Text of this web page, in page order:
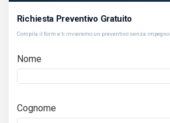
Richiesta Preventivo Gratuito
Compila il form e ti invieremo un preventivo senza impegno.
Nome
Cognome